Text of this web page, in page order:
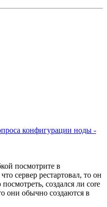
конфигурации ноды -
посмотрите в
сервер рестартовал, то он
создался ли core
они обычно создаются в